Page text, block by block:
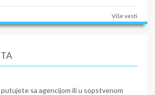
Više vesti
sa agencijom ili u sopstvenom